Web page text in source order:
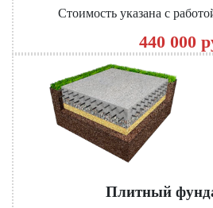
Стоимость указана с
440 000
Плитный